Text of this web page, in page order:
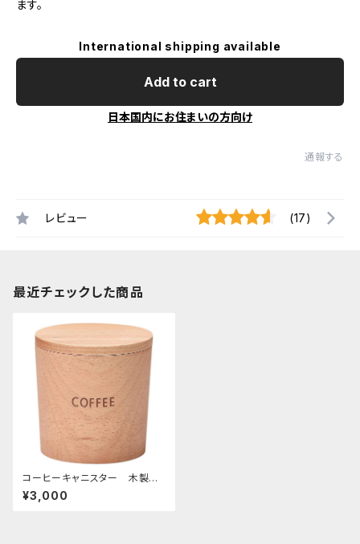
ます。
International shipping available
Add to cart
日本国内にお住まいの方向け
通報する
レビュー (17)
最近チェックした商品
コーヒーキャニスター 木製
ビーチ
¥3,000